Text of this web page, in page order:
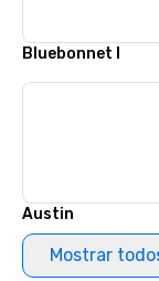
Bluebonnet I
Austin
Mostrar